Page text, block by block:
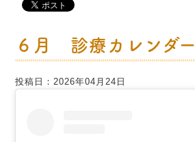
６月 診療カレンダー
投稿日：2026年04月24日